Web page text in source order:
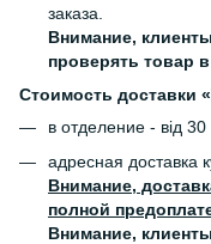
заказа.
Внимание,
проверять товар
Стоимость доставки
в отделение - від 30
адресная доставка
Внимание,
полной
Внимание,